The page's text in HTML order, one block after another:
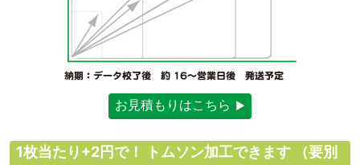
お見積もりはこちら
1枚当たり+2円で！ トムソン加工できます
（要別